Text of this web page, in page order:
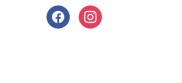
facebookinstagram